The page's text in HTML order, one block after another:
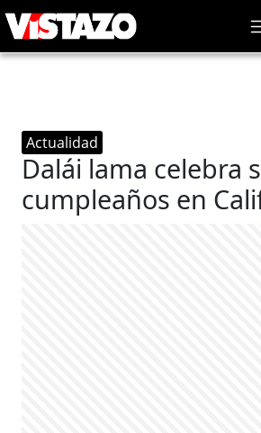
Actualidad
Dalái lama celebra
cumpleaños en